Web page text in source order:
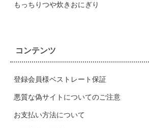
もっちりつや炊きおにぎり
コンテンツ
登録会員様ベストレート保証
悪質な偽サイトについてのご注意
お支払い方法について